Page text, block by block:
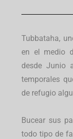
Tubbataha,
en el medio
desde Junio
temporales
de refugio
Bucear sus
todo tipo de